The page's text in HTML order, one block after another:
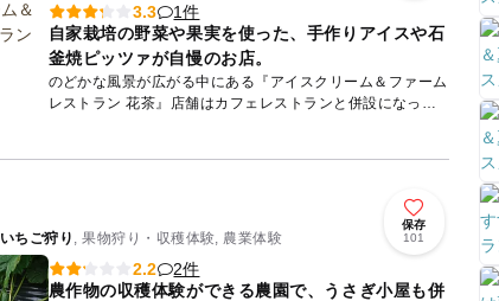
3.3
1件
自家栽培の野菜や果実を使った、手作りアイスや石
釜焼ピッツァが自慢のお店。
のどかな風景が広がる中にある『アイスクリーム＆ファーム
レストラン 花茶』店舗はカフェレストランと併設になって
いちご狩り , 果物狩り・収穫体験, 農業体験
保存
101
2.2
2件
農作物の収穫体験ができる農園で、うさぎ小屋も併